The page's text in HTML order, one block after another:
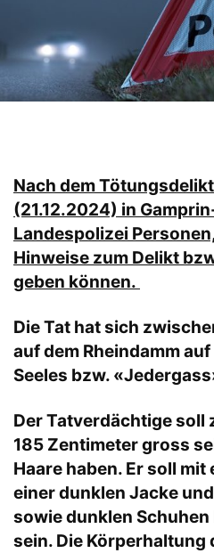
Nach dem
(21.12.2024) in
Landespolizei
Hinweise zum Delikt
geben können.
Die Tat hat sich
auf dem Rheindamm
Seeles bzw.
Der Tatverdächtige soll
185 Zentimeter gross
Haare haben. Er soll
einer dunklen Jacke
sowie dunklen
sein. Die Körperhaltung